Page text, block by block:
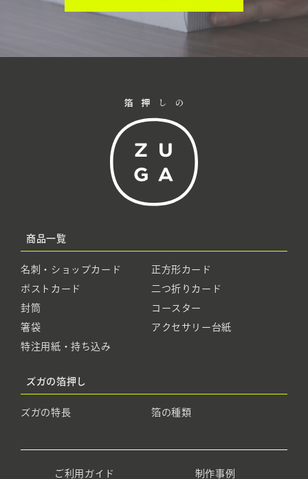
商品一覧
名刺・ショップカード
正方形カード
ポストカード
二つ折りカード
封筒
コースター
箸袋
アクセサリー台紙
特注用紙・持ち込み
ズガの箔押し
ズガの特長 箔の種類
ご利用ガイド
制作事例